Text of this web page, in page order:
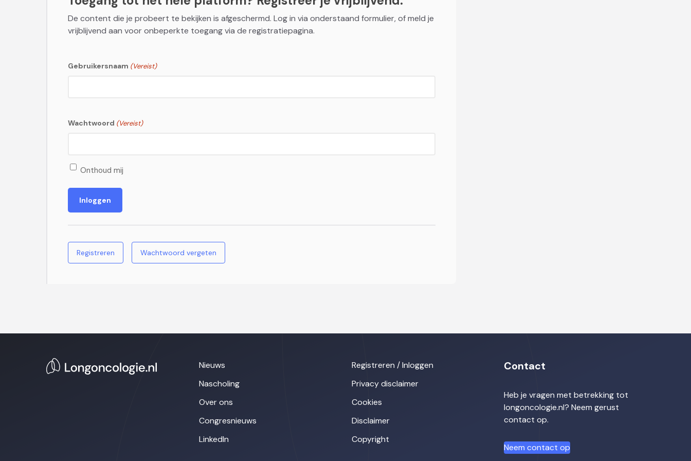
De content die je probeert te bekijken is afgeschermd. Log in via onderstaand formulier, of meld je
vrijblijvend aan voor onbeperkte toegang via de registratiepagina.
Gebruikersnaam (Vereist)
Wachtwoord (Vereist)
Onthoud mij
Registreren Wachtwoord vergeten
Nieuws
Nascholing
Over ons
Congresnieuws
LinkedIn
Registreren / Inloggen
Privacy disclaimer
Cookies
Disclaimer
Copyright
Contact
Heb je vragen met betrekking tot
longoncologie.nl? Neem gerust
contact op.
Neem contact op